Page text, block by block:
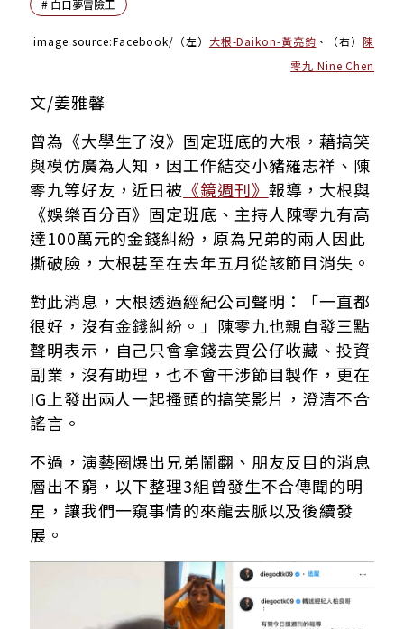
# 白日夢冒險王
image source:Facebook/（左） 大根-Daikon-黃亮鈞 、（右） 陳
零九 Nine Chen
文/姜雅馨
曾為《大學生了沒》固定班底的大根，藉搞笑
與模仿廣為人知，因工作結交小豬羅志祥、陳
零九等好友，近日被 《鏡週刊》 報導，大根與
《娛樂百分百》 固定班底、主持人陳零九有高
達100萬元的金錢糾紛，原為兄弟的兩人因此
撕破臉，大根甚至在去年五月從該節目消失。
對此消息，大根透過經紀公司聲明：「一直都
很好，沒有金錢糾紛。」陳零九也親自發三點
聲明表示，自己只會拿錢去買公仔收藏、投資
副業，沒有助理，也不會干涉節目製作，更在
IG上發出兩人一起搔頭的搞笑影片，澄清不合
謠言。
不過，演藝圈爆出兄弟鬧翻、朋友反目的消息
層出不窮，以下整理3組曾發生不合傳聞的明
星，讓我們一窺事情的來龍去脈以及後續發
展。